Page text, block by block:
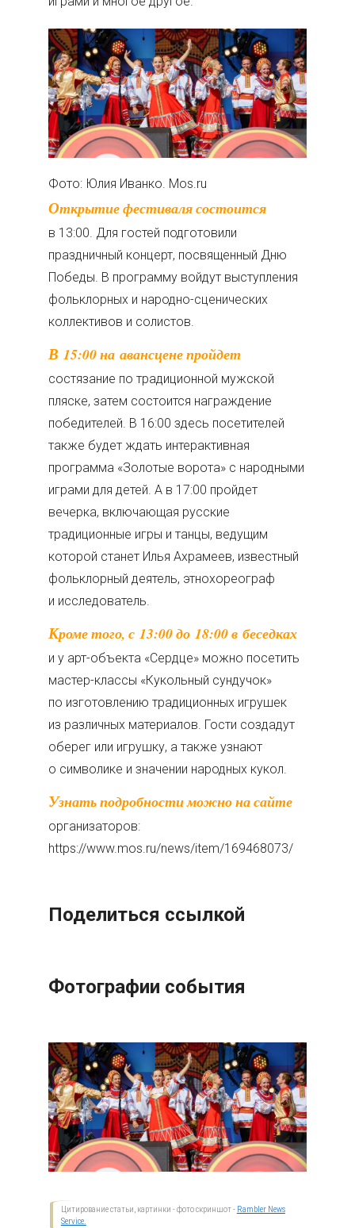
Фото: Юлия Иванко. Mos.ru
Открытие фестиваля состоится
в 13:00. Для гостей подготовили
праздничный концерт, посвященный Дню
Победы. В программу войдут выступления
фольклорных и народно-сценических
коллективов и солистов.
В 15:00 на авансцене пройдет
состязание по традиционной мужской
пляске, затем состоится награждение
победителей. В 16:00 здесь посетителей
также будет ждать интерактивная
программа «Золотые ворота» с народными
играми для детей. А в 17:00 пройдет
вечерка, включающая русские
традиционные игры и танцы, ведущим
которой станет Илья Ахрамеев, известный
фольклорный деятель, этнохореограф
и исследователь.
Кроме того, с 13:00 до 18:00 в беседках
и у арт-объекта «Сердце» можно посетить
мастер-классы «Кукольный сундучок»
по изготовлению традиционных игрушек
из различных материалов. Гости создадут
оберег или игрушку, а также узнают
о символике и значении народных кукол.
Узнать подробности можно на сайте
организаторов:
https://www.mos.ru/news/item/169468073/
Поделиться ссылкой
Фотографии события
Цитирование статьи, картинки - фото скриншот - Rambler News
Service.